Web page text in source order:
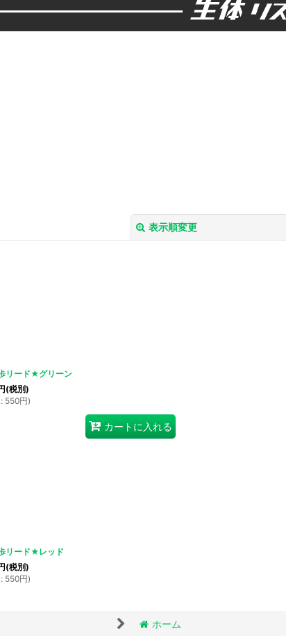
表示順変更
リード★グリーン
(税別)
: 550円)
カートに入れる
リード★レッド
(税別)
: 550円)
ホーム